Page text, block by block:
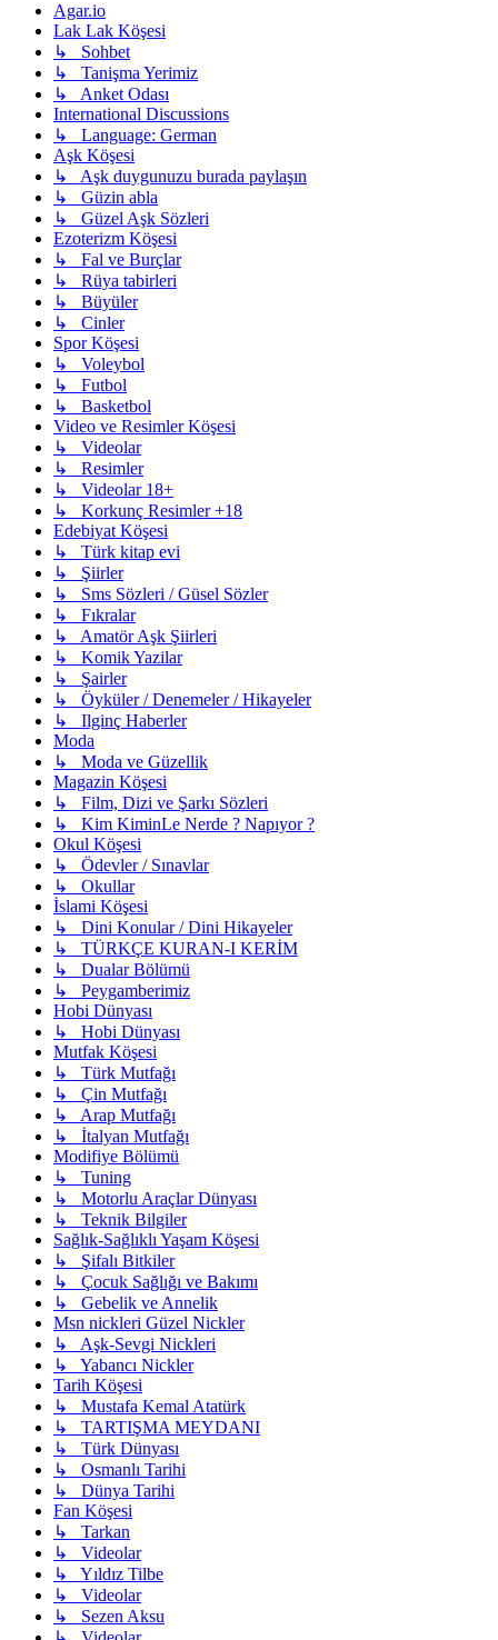
Agar.io
Lak Lak Köşesi
↳ Sohbet
↳ Tanişma Yerimiz
↳ Anket Odası
International Discussions
↳ Language: German
Aşk Köşesi
↳ Aşk duygunuzu burada paylaşın
↳ Güzin abla
↳ Güzel Aşk Sözleri
Ezoterizm Köşesi
↳ Fal ve Burçlar
↳ Rüya tabirleri
↳ Büyüler
↳ Cinler
Spor Köşesi
↳ Voleybol
↳ Futbol
↳ Basketbol
Video ve Resimler Köşesi
↳ Videolar
↳ Resimler
↳ Videolar 18+
↳ Korkunç Resimler +18
Edebiyat Köşesi
↳ Türk kitap evi
↳ Şiirler
↳ Sms Sözleri / Güsel Sözler
↳ Fıkralar
↳ Amatör Aşk Şiirleri
↳ Komik Yazilar
↳ Şairler
↳ Öyküler / Denemeler / Hikayeler
↳ Ilginç Haberler
Moda
↳ Moda ve Güzellik
Magazin Köşesi
↳ Film, Dizi ve Şarkı Sözleri
↳ Kim KiminLe Nerde ? Napıyor ?
Okul Köşesi
↳ Ödevler / Sınavlar
↳ Okullar
İslami Köşesi
↳ Dini Konular / Dini Hikayeler
↳ TÜRKÇE KURAN-I KERİM
↳ Dualar Bölümü
↳ Peygamberimiz
Hobi Dünyası
↳ Hobi Dünyası
Mutfak Köşesi
↳ Türk Mutfağı
↳ Çin Mutfağı
↳ Arap Mutfağı
↳ İtalyan Mutfağı
Modifiye Bölümü
↳ Tuning
↳ Motorlu Araçlar Dünyası
↳ Teknik Bilgiler
Sağlık-Sağlıklı Yaşam Köşesi
↳ Şifalı Bitkiler
↳ Çocuk Sağlığı ve Bakımı
↳ Gebelik ve Annelik
Msn nickleri Güzel Nickler
↳ Aşk-Sevgi Nickleri
↳ Yabancı Nickler
Tarih Köşesi
↳ Mustafa Kemal Atatürk
↳ TARTIŞMA MEYDANI
↳ Türk Dünyası
↳ Osmanlı Tarihi
↳ Dünya Tarihi
Fan Köşesi
↳ Tarkan
↳ Videolar
↳ Yıldız Tilbe
↳ Videolar
↳ Sezen Aksu